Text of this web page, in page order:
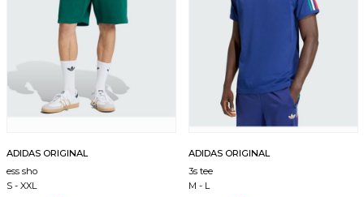
ADIDAS ORIGINAL
ess sho
S -XXL
ADIDAS ORIGINAL
3s tee
M -L